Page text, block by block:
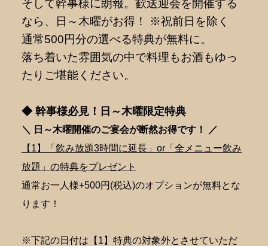
そして幹事様に朗報。歓送迎会を開催する
なら、日～木曜がお得！ ※祝前日を除く
通常500円分の選べる特典が無料に。
落ち着いた雰囲気の中で料理もお酒もゆっ
たりご堪能ください。
◆ 幹事様必見！日～木曜限定特典
＼ 日～木曜開催のご宴会が断然お得です！ ／
【1】「飲み放題3時間に延長」or「全メニュー飲み
放題」の特典をプレゼント
通常お一人様+500円(税込)のオプションが無料とな
ります！
※下記の日付は【1】特典の対象外とさせていただ